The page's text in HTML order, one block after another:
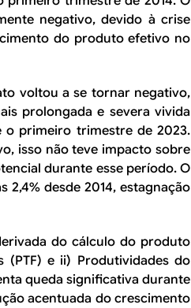
negativo, devido à crise
do produto efetivo no
voltou a se tornar negativo,
prolongada e severa vivida
o primeiro trimestre de 2023.
isso não teve impacto sobre
durante esse período. O
desde 2014, estagnação
do cálculo do produto
(PTF) e ii) Produtividades do
queda significativa durante
acentuada do crescimento